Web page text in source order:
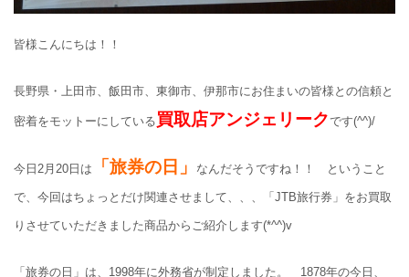
皆様こんにちは！！
長野県・上田市、飯田市、東御市、伊那市にお住まいの皆様との信頼と
密着をモットーにしている 買取店アンジェリークです(^^)/
今日2月20日は 「旅券の日」 なんだそうですね！！ ということ
で、今回はちょっとだけ関連させまして、、、「JTB旅行券」をお買取
りさせていただきました商品からご紹介します(*^^)v
「旅券の日」は、1998年に外務省が制定しました。 1878年の今日、